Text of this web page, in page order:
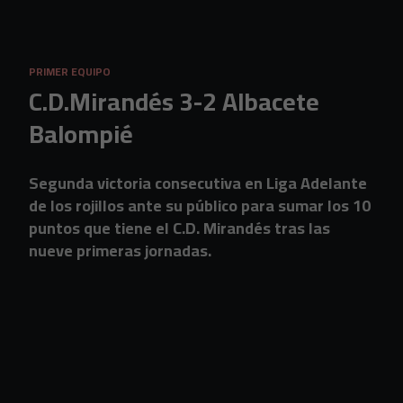
PRIMER EQUIPO
C.D.Mirandés 3-2 Albacete
Balompié
Segunda victoria consecutiva en Liga Adelante
de los rojillos ante su público para sumar los 10
puntos que tiene el C.D. Mirandés tras las
nueve primeras jornadas.